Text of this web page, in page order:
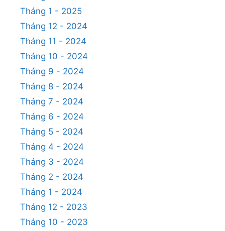
Tháng 1 - 2025
Tháng 12 - 2024
Tháng 11 - 2024
Tháng 10 - 2024
Tháng 9 - 2024
Tháng 8 - 2024
Tháng 7 - 2024
Tháng 6 - 2024
Tháng 5 - 2024
Tháng 4 - 2024
Tháng 3 - 2024
Tháng 2 - 2024
Tháng 1 - 2024
Tháng 12 - 2023
Tháng 10 - 2023